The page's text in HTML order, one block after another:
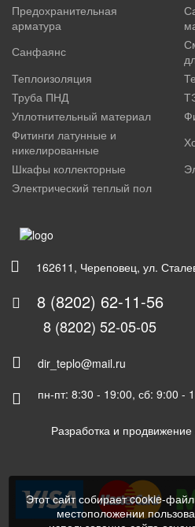
Предохранительная
арматура
Санфаянс
Теплоизоляция
Труба ПНД
Уплотнительный материал
Фитинги латунные и
никелированные
Шкафы коллекторные
Электрический теплый пол
162611, Череповец, ул.
8 (8202) 62-11-56
8 (8202) 52-05-05
dir_teplo@mail.ru
пн-пт: 8:30 - 19:00, сб: 9:00 -
Разработка и
Этот сайт собирает cookie-
местоположении